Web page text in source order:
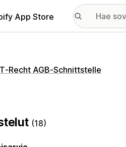
App Store
AGB‑Schnittstelle
(18)